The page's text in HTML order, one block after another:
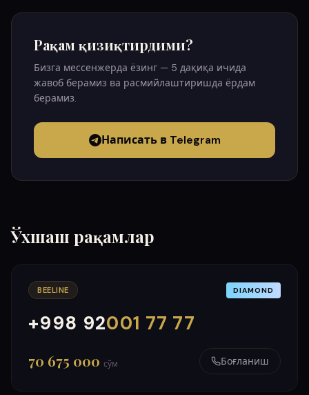
Рақам қизиқтирдими?
Бизга мессенжерда ёзинг — 5 дақиқа ичида
жавоб берамиз ва расмийлаштиришда ёрдам
берамиз.
Написать в Telegram
Ўхшаш рақамлар
BEELINE DIAMOND
+998 92001 77 77
000
999
70 675 000 сўм Боғланиш